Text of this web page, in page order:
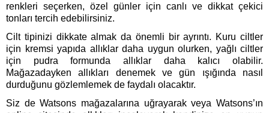
renkleri seçerken, özel günler için canlı ve dikkat çekici
tonları tercih edebilirsiniz.
Cilt tipinizi dikkate almak da önemli bir ayrıntı. Kuru ciltler
için kremsi yapıda allıklar daha uygun olurken, yağlı ciltler
için pudra formunda allıklar daha kalıcı olabilir.
Mağazadayken allıkları denemek ve gün ışığında nasıl
durduğunu gözlemlemek de faydalı olacaktır.
Siz de Watsons mağazalarına uğrayarak veya Watsons’ın